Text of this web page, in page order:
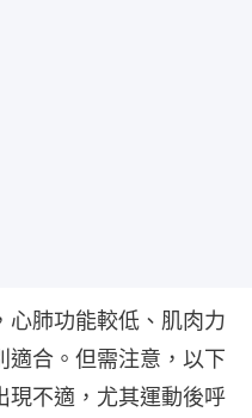
心肺功能較低、肌肉力
適合。但需注意，以下
現不適，尤其運動後呼